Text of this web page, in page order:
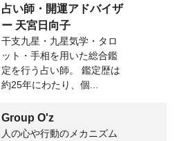
占い師・開運アドバイザ
ー 天宮日向子
干支九星・九星気学・タロ
ット・手相を用いた総合鑑
定を行う占い師。 鑑定歴は
約25年にわたり、個...
Group O'z
人の心や行動のメカニズム